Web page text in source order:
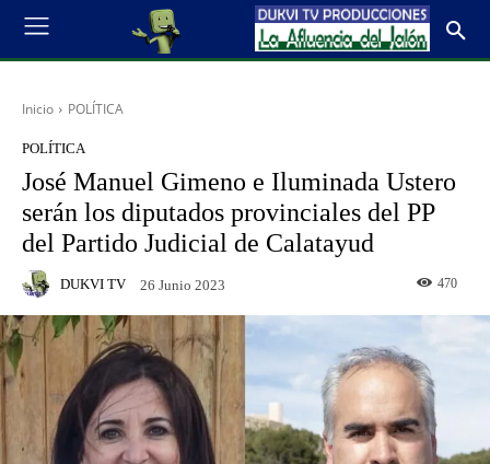
Inicio POLÍTICA
POLÍTICA
José Manuel Gimeno e Iluminada Ustero
serán los diputados provinciales del PP
del Partido Judicial de Calatayud
DUKVI TV 26 Junio 2023 470